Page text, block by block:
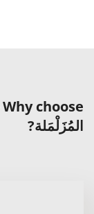
المُزَلْمَلة?